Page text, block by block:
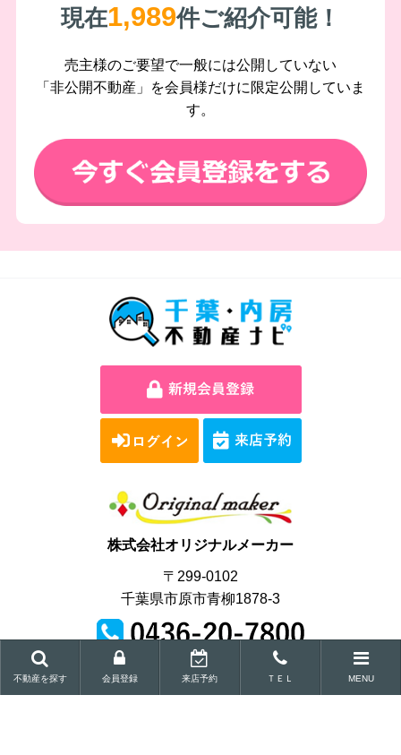
不動産を探す 会員登録 来店予約 ＴＥＬ MENU
現在1,989件ご紹介可能！
売主様のご要望で一般には公開していない
「非公開不動産」を会員様だけに限定公開していま
す。
株式会社オリジナルメーカー
〒299-0102
千葉県市原市青柳1878-3
営業時間｜9:00～18:00